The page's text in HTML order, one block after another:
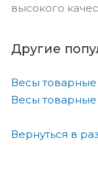
высокого
Другие
Весы товарные
Весы
Вернуться в